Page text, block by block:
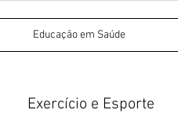
Educação em Saúde
Exercício e Esporte